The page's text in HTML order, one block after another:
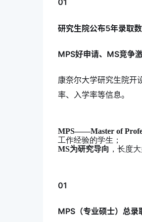
01
研究生院公布5年录取
MPS好申请、MS竞争激
康奈尔大学研究生院开
率、入学率等信息。
MPS——Master of
工作经验的学生；
MS为研究导向 ，长度
01
MPS（专业硕士）总录